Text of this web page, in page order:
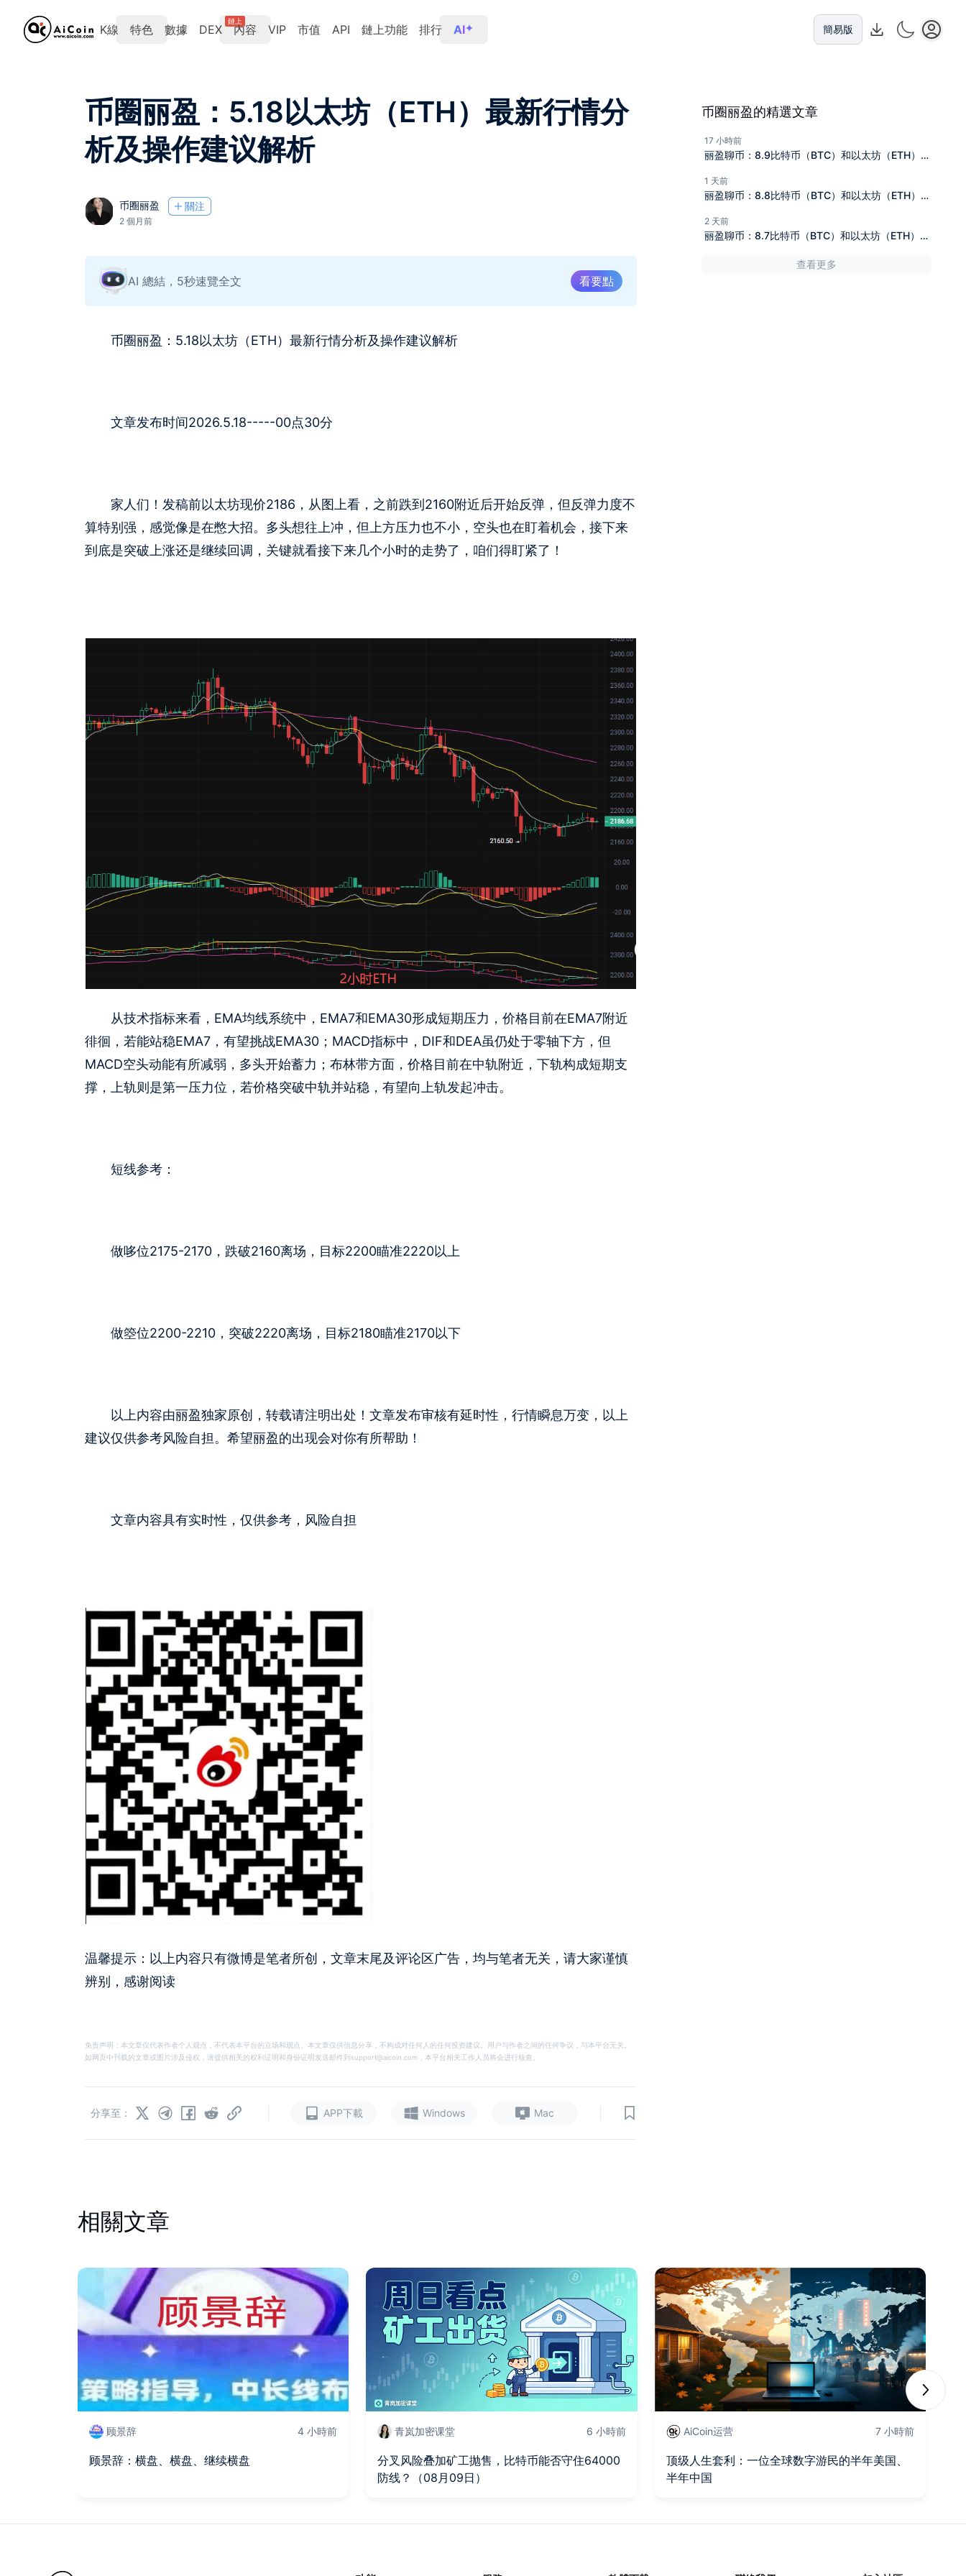
K線 特色 數據 DEX
鏈上
內容 VIP 市值 API 鏈上功能 排行 AI 簡易版
币圈丽盈：5.18以太坊（ETH）最新行情分
析及操作建议解析
币圈丽盈 關注
2 個月前
AI 總結，5秒速覽全文 看要點
币圈丽盈：5.18以太坊（ETH）最新行情分析及操作建议解析
文章发布时间2026.5.18-----00点30分
家人们！发稿前以太坊现价2186，从图上看，之前跌到2160附近后开始反弹，但反弹力度不
算特别强，感觉像是在憋大招。多头想往上冲，但上方压力也不小，空头也在盯着机会，接下来
到底是突破上涨还是继续回调，关键就看接下来几个小时的走势了，咱们得盯紧了！
从技术指标来看，EMA均线系统中，EMA7和EMA30形成短期压力，价格目前在EMA7附近
徘徊，若能站稳EMA7，有望挑战EMA30；MACD指标中，DIF和DEA虽仍处于零轴下方，但
MACD空头动能有所减弱，多头开始蓄力；布林带方面，价格目前在中轨附近，下轨构成短期支
撑，上轨则是第一压力位，若价格突破中轨并站稳，有望向上轨发起冲击。
短线参考：
做哆位2175-2170，跌破2160离场，目标2200瞄准2220以上
做箜位2200-2210，突破2220离场，目标2180瞄准2170以下
以上内容由丽盈独家原创，转载请注明出处！文章发布审核有延时性，行情瞬息万变，以上
建议仅供参考风险自担。希望丽盈的出现会对你有所帮助！
文章内容具有实时性，仅供参考，风险自担
温馨提示：以上内容只有微博是笔者所创，文章末尾及评论区广告，均与笔者无关，请大家谨慎
辨别，感谢阅读
免责声明：本文章仅代表作者个人观点，不代表本平台的立场和观点。本文章仅供信息分享，不构成对任何人的任何投资建议。用户与作者之间的任何争议，与本平台无关。
如网页中刊载的文章或图片涉及侵权，请提供相关的权利证明和身份证明发送邮件到support@aicoin.com，本平台相关工作人员将会进行核查。
APP下載 Windows Mac
分享至：
币圈丽盈的精選文章
17 小時前
丽盈聊币：8.9比特币（BTC）和以太坊（ETH）最
1 天前
丽盈聊币：8.8比特币（BTC）和以太坊（ETH）最
2 天前
丽盈聊币：8.7比特币（BTC）和以太坊（ETH）最
查看更多
相關文章
顾景辞 4 小時前
顾景辞：横盘、横盘、继续横盘
青岚加密课堂 6 小時前
分叉风险叠加矿工抛售，比特币能否守住64000
防线？（08月09日）
AiCoin运营 7 小時前
顶级人生套利：一位全球数字游民的半年美国、
半年中国
Next